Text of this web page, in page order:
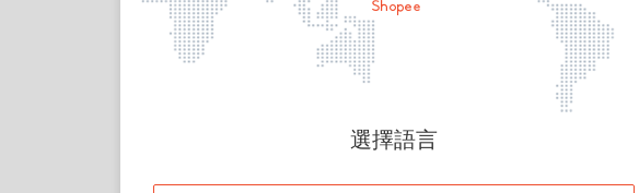
頁面無法顯示
選擇語言